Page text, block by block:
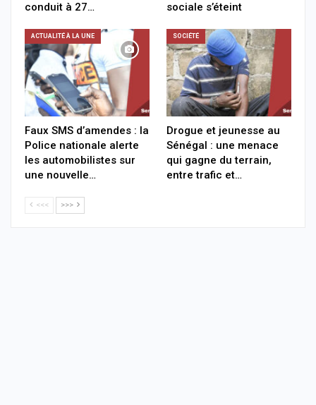
conduit à 27…
sociale s’éteint
ACTUALITÉ À LA UNE
Faux SMS d’amendes : la
Police nationale alerte
les automobilistes sur
une nouvelle…
SOCIÉTÉ
Drogue et jeunesse au
Sénégal : une menace
qui gagne du terrain,
entre trafic et…
<<< >>>